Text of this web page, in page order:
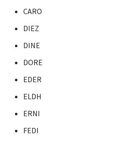
CARO
DIEZ
DINE
DORE
EDER
ELDH
ERNI
FEDI